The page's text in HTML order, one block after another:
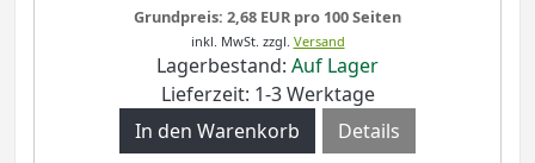
Grundpreis: 2,68 EUR pro 100 Seiten
inkl. MwSt. zzgl. Versand
Lagerbestand: Auf Lager
Lieferzeit: 1-3 Werktage
Details